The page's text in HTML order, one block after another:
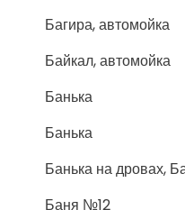
Багира, автомойка
Байкал, автомойка
Банька
Банька
Банька на дровах,
Баня №12